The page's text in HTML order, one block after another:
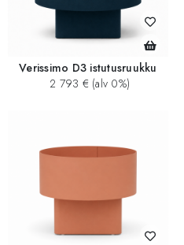
Verissimo D3 istutusruukku
2 793 € (alv 0%)